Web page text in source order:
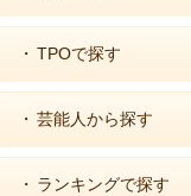
・ TPOで探す
・ 芸能人から探す
・ ランキングで探す